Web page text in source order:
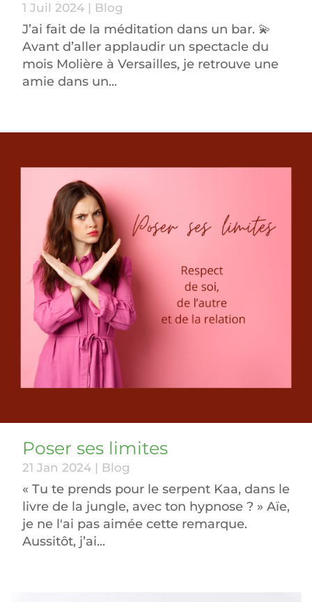
1 Juil 2024 Blog
J’ai fait de la méditation dans un bar. 💫
Avant d’aller applaudir un spectacle du
mois Molière à Versailles, je retrouve une
amie dans un...
Poser ses limites
21 Jan 2024 | Blog
« Tu te prends pour le serpent Kaa, dans le
livre de la jungle, avec ton hypnose ? » Aïe,
je ne l'ai pas aimée cette remarque.
Aussitôt, j’ai...